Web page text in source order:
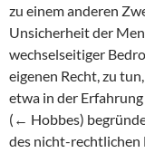
zu einem anderen
Unsicherheit der
wechselseitiger
eigenen Recht, zu
etwa in der
(← Hobbes)
des nicht-rechtlichen